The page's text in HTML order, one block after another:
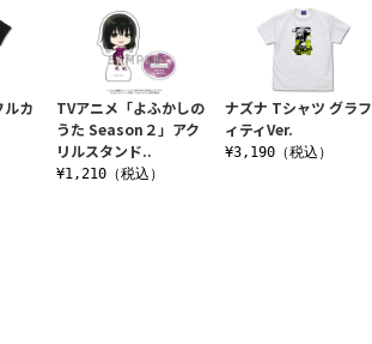
TVアニメ「よふかしの
うた Season２」アク
リルスタンド..
¥1,210（税込）
ナズナ Tシャツ グラフ
ィティVer.
¥3,190（税込）
ルカ